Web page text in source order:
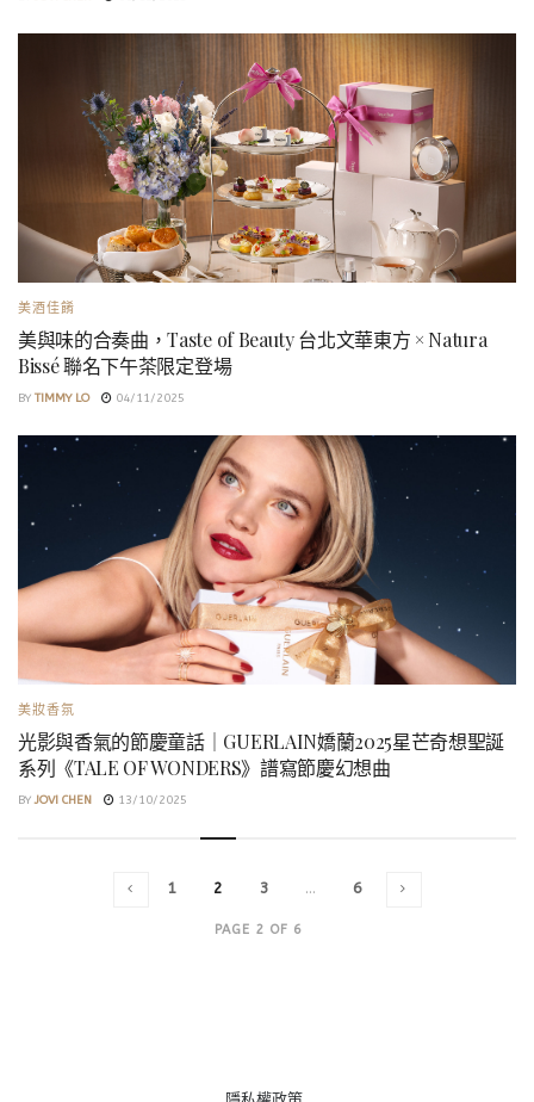
美酒佳餚
美與味的合奏曲，Taste of Beauty 台北文華東方 × Natura
Bissé 聯名下午茶限定登場
BY TIMMY LO 04/11/2025
美妝香氛
光影與香氣的節慶童話｜GUERLAIN嬌蘭2025星芒奇想聖誕
系列《TALE OF WONDERS》譜寫節慶幻想曲
BY JOVI CHEN 13/10/2025
PAGE 2 OF 6
1 2 3 … 6